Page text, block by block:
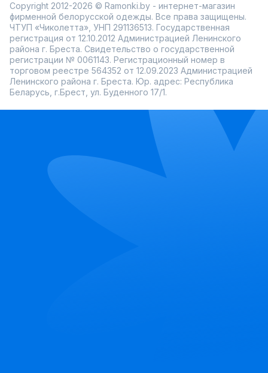
Copyright 2012-2026 © Ramonki.by - интернет-магазин
фирменной белорусской одежды. Все права защищены.
ЧТУП «Чиколетта», УНП 291136513. Государственная
регистрация от 12.10.2012 Администрацией Ленинского
района г. Бреста. Свидетельство о государственной
регистрации № 0061143. Регистрационный номер в
торговом реестре 564352 от 12.09.2023 Администрацией
Ленинского района г. Бреста. Юр. адрес: Республика
Беларусь, г.Брест, ул. Буденного 17/1.